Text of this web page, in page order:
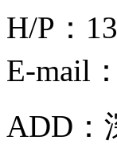
H/P：
E-mail
ADD：